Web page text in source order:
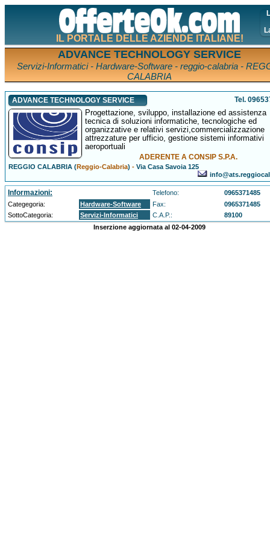
IL PORTALE DELLE AZIENDE ITALIANE!
ADVANCE TECHNOLOGY SERVICE
Servizi-Informatici - Hardware-Software - reggio-calabria -
CALABRIA
ADVANCE TECHNOLOGY SERVICE Tel.
Progettazione, sviluppo, installazione ed assistenza
tecnica di soluzioni informatiche, tecnologiche ed
organizzative e relativi servizi,commercializzazione
attrezzature per ufficio, gestione sistemi informativi
aeroportuali
ADERENTE A CONSIP S.P.A.
REGGIO CALABRIA (Reggio-Calabria) -Via Casa Savoia 125
Informazioni: Telefono:
0965371485
Categegoria:
Hardware-Software Fax:
0965371485
SottoCategoria:
Servizi-Informatici C.A.P.:
89100
Inserzione aggiornata al 02-04-2009